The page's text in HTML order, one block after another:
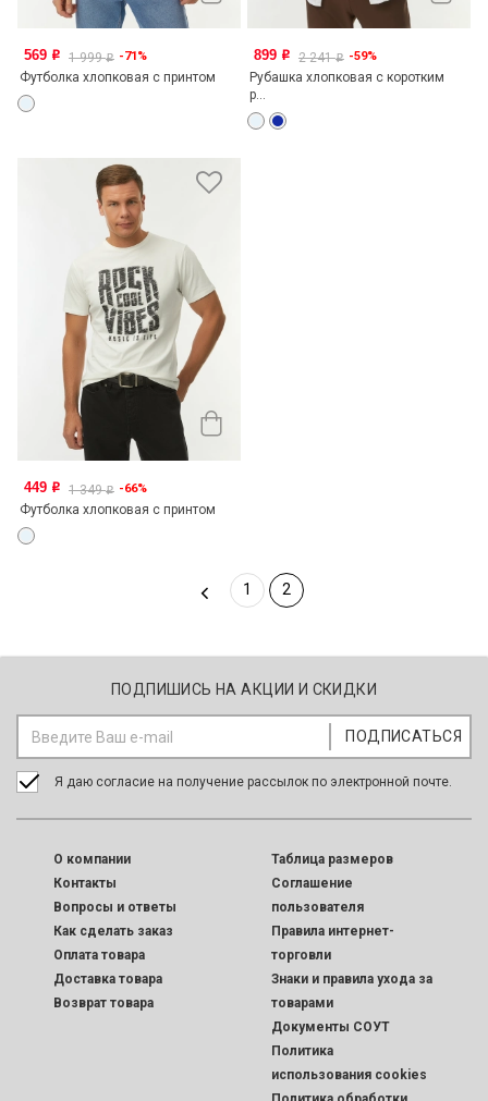
569 o 1 999o -71%
Футболка хлопковая с принтом
899 o 2 241o -59%
Рубашка хлопковая с коротким
р...
449 o 1 349o -66%
Футболка хлопковая с принтом
1 2
ПОДПИШИСЬ НА АКЦИИ И СКИДКИ
Я даю согласие на получение рассылок по электронной почте.
O компании
Контакты
Вопросы и ответы
Как сделать заказ
Оплата товара
Доставка товара
Возврат товара
Таблица размеров
Соглашение
пользователя
Правила интернет-
торговли
Знаки и правила ухода за
товарами
Документы СОУТ
Политика
использования cookies